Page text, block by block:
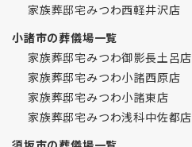
家族葬邸宅みつわ西軽井沢店
小諸市の葬儀場一覧
家族葬邸宅みつわ御影長土呂店
家族葬邸宅みつわ小諸西原店
家族葬邸宅みつわ小諸東店
家族葬邸宅みつわ浅科中佐都店